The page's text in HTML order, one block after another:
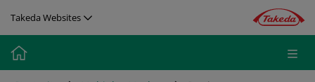
Takeda Websites
Media
Image